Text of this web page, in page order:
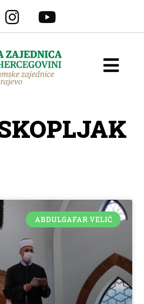
ABDULGAFAR VELIĆ